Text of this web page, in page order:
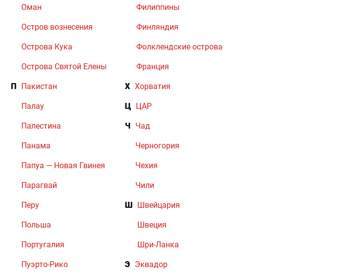
Оман
Остров вознесения
Острова Кука
Острова Святой Елены
П Пакистан
Палау
Палестина
Панама
Папуа — Новая Гвинея
Парагвай
Перу
Польша
Португалия
Пуэрто-Рико
Филиппины
Финляндия
Фолклендские острова
Франция
Х Хорватия
Ц ЦАР
Ч Чад
Черногория
Чехия
Чили
Ш Швейцария
Швеция
Шри-Ланка
Э Эквадор